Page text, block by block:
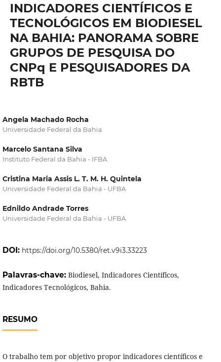
INDICADORES CIENTÍFICOS E
TECNOLÓGICOS EM BIODIESEL
NA BAHIA: PANORAMA SOBRE
GRUPOS DE PESQUISA DO
CNPq E PESQUISADORES DA
RBTB
Angela Machado Rocha
Universidade Federal da Bahia
Marcelo Santana Silva
Instituto Federal da Bahia - IFBA
Cristina Maria Assis L. T. M. H. Quintela
Universidade Federal da Bahia - UFBA
Ednildo Andrade Torres
Universidade Federal da Bahia - UFBA
DOI: https://doi.org/10.5380/ret.v9i3.33223
Palavras-chave: Biodiesel, Indicadores Científicos,
Indicadores Tecnológicos, Bahia.
RESUMO
O trabalho tem por objetivo propor indicadores científicos e